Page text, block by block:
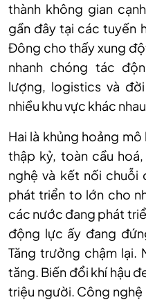
thành không gian
gần đây tại các tuyến
Đông cho thấy xung
nhanh chóng tác
lượng, logistics và
nhiều khu vực khác
Hai là khủng hoảng
thập kỷ, toàn cầu
nghệ và kết nối
phát triển to lớn cho
các nước đang phát
động lực ấy đang
Tăng trưởng chậm lại.
tăng. Biến đổi khí hậu
triệu người. Công nghệ